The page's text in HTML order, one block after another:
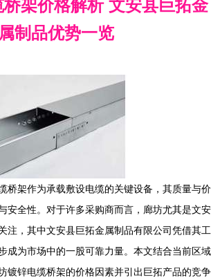
架价格解析 文安县巨拓金
属制品优势一览
桥架作为承载敷设电缆的关键设备，其质量与价
安全性。对于许多采购商而言，廊坊尤其是文安
注，其中文安县巨拓金属制品有限公司凭借其工
成为市场中的一股可靠力量。本文结合当前区域
镀锌电缆桥架的价格因素并引出巨拓产品的竞争